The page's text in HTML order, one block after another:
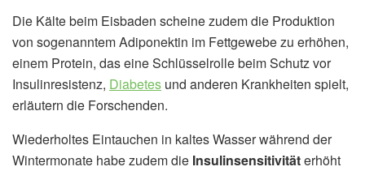
Die Kälte beim Eisbaden scheine zudem die Produktion
von sogenanntem Adiponektin im Fettgewebe zu erhöhen,
einem Protein, das eine Schlüsselrolle beim Schutz vor
Insulinresistenz, Diabetes und anderen Krankheiten spielt,
erläutern die Forschenden.
Wiederholtes Eintauchen in kaltes Wasser während der
Wintermonate habe zudem die Insulinsensitivitäterhöht